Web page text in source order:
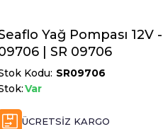
Yağ Pompası 12V
| SR 09706
Kodu SR09706
Var
ÜCRETSIZ KARGO